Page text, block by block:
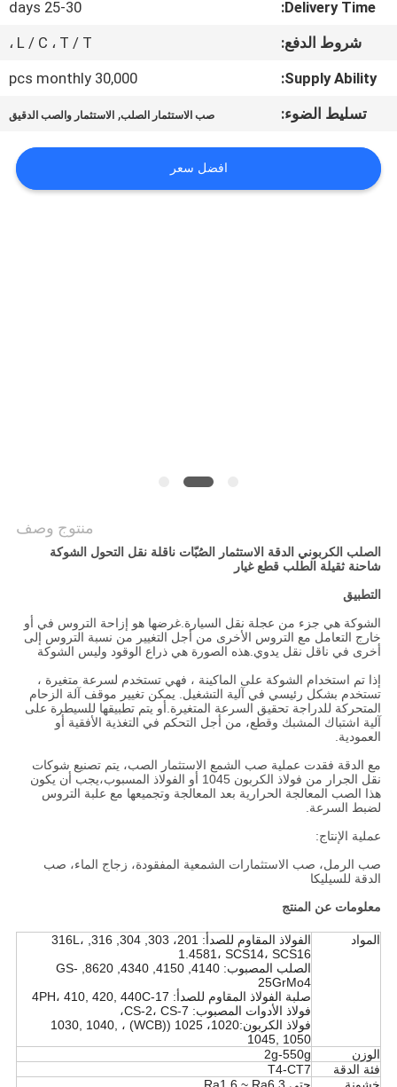
اتصل
أخبار
اطلب
اقتباس
Delivery Time:
25-30 days
شروط الدفع:
L / C ، T / T ،
Supply Ability:
30,000 pcs monthly
تسليط الضوء:
صب الاستثمار الصلب, الاستثمار والصب الدقيق
افضل سعر
منتوج وصف
الصلب الكربوني الدقة الاستثمار الصُبّات ناقلة نقل التحول الشوكة
شاحنة ثقيلة الطلب قطع غيار
التطبيق
الشوكة هي جزء من عجلة نقل السيارة.غرضها هو إزاحة التروس في أو
خارج التعامل مع التروس الأخرى من أجل التغيير من نسبة التروس إلى
أخرى في ناقل نقل يدوي.هذه الصورة هي ذراع الوقود وليس الشوكة
إذا تم استخدام الشوكة على الماكينة ، فهي تستخدم لسرعة متغيرة ،
تستخدم بشكل رئيسي في آلية التشغيل. يمكن تغيير موقف آلة الزحام
المتحركة للدراجة تحقيق السرعة المتغيرة.أو يتم تطبيقها للسيطرة على
آلية اشتباك المشبك وقطع، من أجل التحكم في التغذية الأفقية أو
العمودية.
مع الدقة فقدت عملية صب الشمع الاستثمار الصب، يتم تصنيع شوكات
نقل الجرار من فولاذ الكربون 1045 أو الفولاذ المسبوب،يجب أن يكون
هذا الصب المعالجة الحرارية بعد المعالجة وتجميعها مع علبة التروس
لضبط السرعة.
عملية الإنتاج:
صب الرمل، صب الاستثمارات الشمعية المفقودة، زجاج الماء، صب
الدقة للسيليكا
معلومات عن المنتج
المواد
الفولاذ المقاوم للصدأ: 201، 303, 304, 316, 316L،
1.4581، SCS14، SCS16
الصلب المصبوب: 4140, 4150, 4340, 8620, GS-
25GrMo4
صلبة الفولاذ المقاوم للصدأ: 17-4PH، 410, 420, 440C
فولاذ الأدوات المصبوب: CS-2، CS-7،
فولاذ الكربون:1020، 1025 ((WCB) ، 1030, 1040,
1045, 1050
الوزن
2g-550g
فئة الدقة
T4-CT7